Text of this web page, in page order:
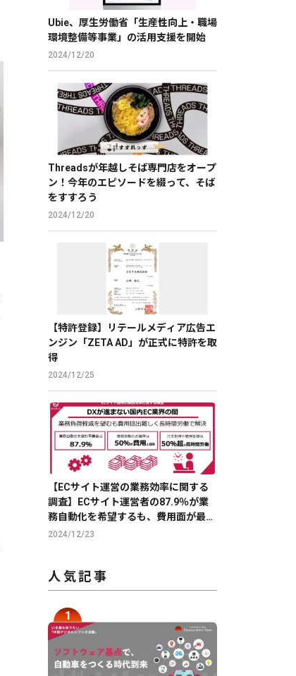
Ubie、厚生労働省「生産性向上・職場
環境整備等事業」の活用支援を開始
2024/12/20
Threadsが年越しそば専門店をオープ
ン！今年のエピソードを綴って、そば
をすすろう
2024/12/20
【特許登録】リテールメディア広告エ
ンジン「ZETA AD」が正式に特許を取
得
2024/12/25
【ECサイト運営の業務効率に関する
調査】ECサイト運営者の87.9％が業
務自動化を希望するも、費用面が最大
の障壁
2024/12/23
人気記事